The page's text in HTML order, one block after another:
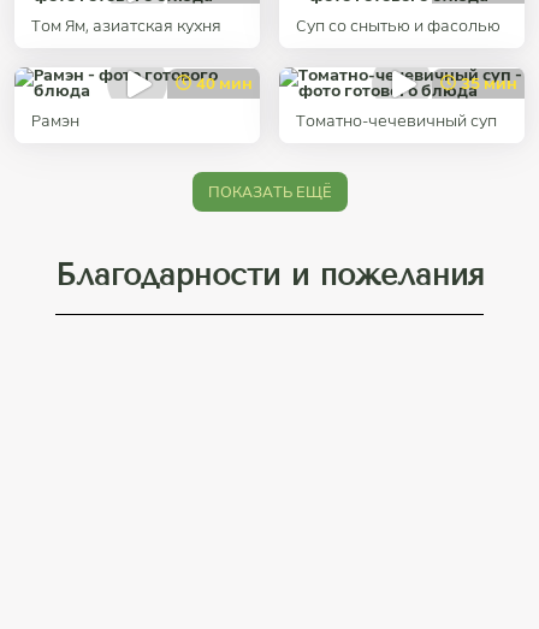
Том Ям, азиатская кухня Суп со снытью и фасолью
40 мин
Рaмэн
35 мин
Томатно-чечевичный суп
ПОКАЗАТЬ ЕЩЁ
Благодарности и пожелания